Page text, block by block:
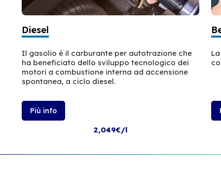
Diesel
Il gasolio è il carburante per autotrazione che
ha beneficiato dello sviluppo tecnologico dei
motori a combustione interna ad accensione
spontanea, a ciclo diesel.
Più info
2,049€/l